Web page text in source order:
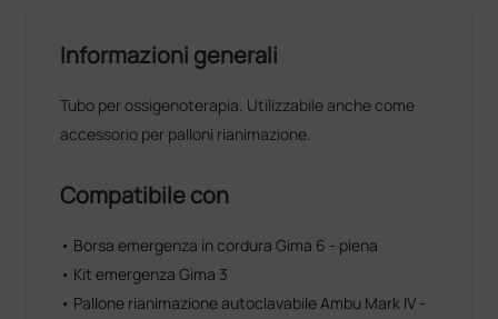
Informazioni generali
Tubo per ossigenoterapia. Utilizzabile anche come
accessorio per palloni rianimazione.
Compatibile con
• Borsa emergenza in cordura Gima 6 - piena
• Kit emergenza Gima 3
• Pallone rianimazione autoclavabile Ambu Mark IV -